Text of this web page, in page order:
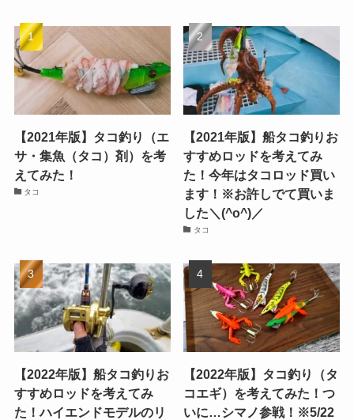
【2021年版】タコ釣り（エ
サ・集魚（タコ）剤）を考
えてみた！
タコ
【2021年版】船タコ釣りお
すすめロッドを考えてみ
た！今年はタコロッド買い
ます！※お許しでて買いま
した＼(^o^)／
タコ
【2022年版】船タコ釣りお
すすめロッドを考えてみ
た！ハイエンドモデルのリ
【2022年版】タコ釣り（タ
コエギ）を考えてみた！つ
いに…シマノ参戦！※5/22